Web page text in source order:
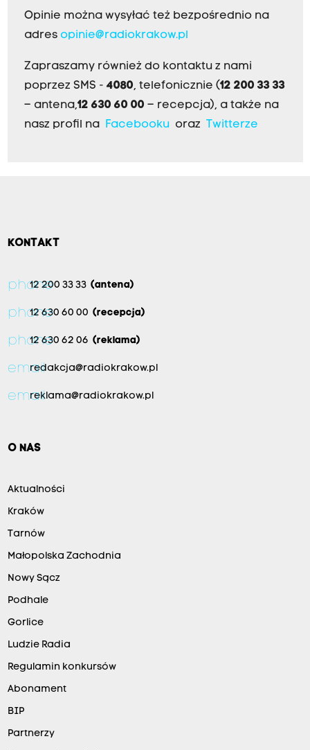
Opinie można wysyłać też bezpośrednio na
adres opinie@radiokrakow.pl
Zapraszamy również do kontaktu z nami
poprzez SMS - 4080, telefonicznie (12 200 33 33
– antena,12 630 60 00 – recepcja), a także na
nasz profil na
Facebookuoraz Twitterze
KONTAKT
phone
12 200 33 33 (antena)
phone
12 630 60 00 (recepcja)
phone
12 630 62 06 (reklama)
emailredakcja@radiokrakow.pl
emailreklama@radiokrakow.pl
O NAS
Aktualności
Kraków
Tarnów
Małopolska Zachodnia
Nowy Sącz
Podhale
Gorlice
Ludzie Radia
Regulamin konkursów
Abonament
BIP
Partnerzy